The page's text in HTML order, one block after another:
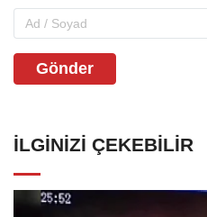
Gönder
İLGINIZI ÇEKEBILIR